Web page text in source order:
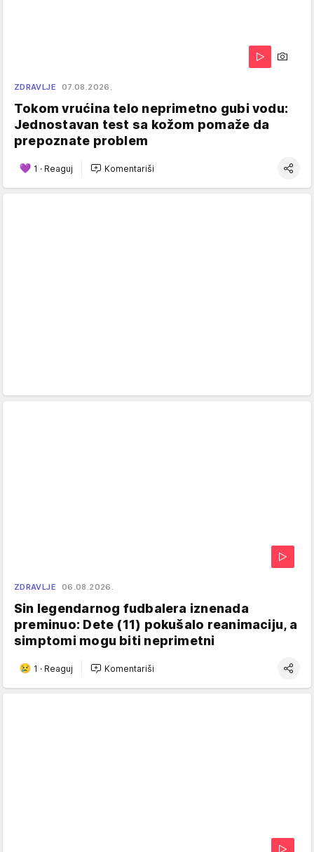
ZDRAVLJE 07.08.2026.
Tokom vrućina telo neprimetno gubi vodu:
Jednostavan test sa kožom pomaže da
prepoznate problem
1 · Reaguj Komentariši
ZDRAVLJE 06.08.2026.
Sin legendarnog fudbalera iznenada
preminuo: Dete (11) pokušalo reanimaciju, a
simptomi mogu biti neprimetni
1 · Reaguj Komentariši